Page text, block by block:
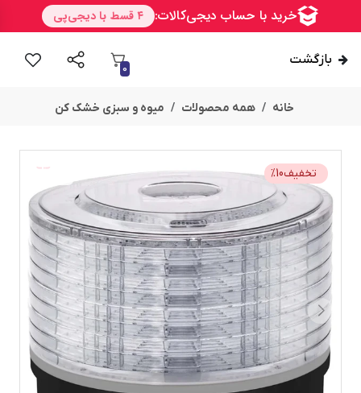
بازگشت
0
خانه همه محصولات میوه و سبزی خشک کن
امــــــــن
تخفیف %10